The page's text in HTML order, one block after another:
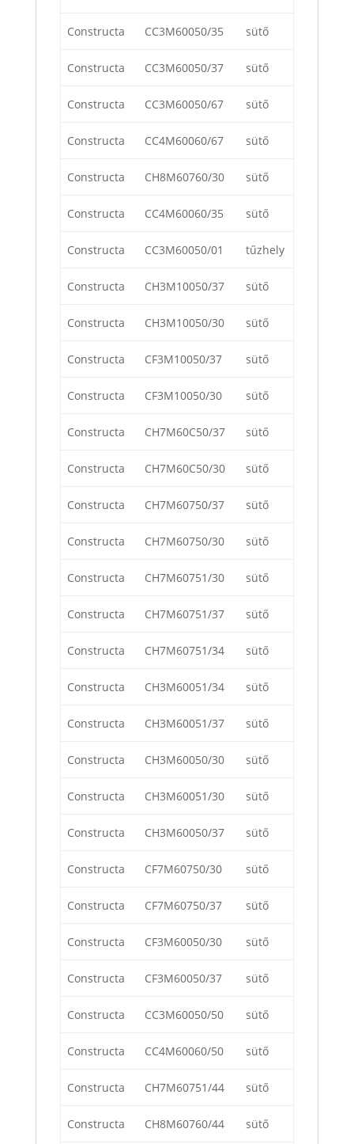
Constructa CC3M60050/35 sütő
Constructa CC3M60050/37 sütő
Constructa CC3M60050/67 sütő
Constructa CC4M60060/67 sütő
Constructa CH8M60760/30 sütő
Constructa CC4M60060/35 sütő
Constructa CC3M60050/01 tűzhely
Constructa CH3M10050/37 sütő
Constructa CH3M10050/30 sütő
Constructa CF3M10050/37 sütő
Constructa CF3M10050/30 sütő
Constructa CH7M60C50/37 sütő
Constructa CH7M60C50/30 sütő
Constructa CH7M60750/37 sütő
Constructa CH7M60750/30 sütő
Constructa CH7M60751/30 sütő
Constructa CH7M60751/37 sütő
Constructa CH7M60751/34 sütő
Constructa CH3M60051/34 sütő
Constructa CH3M60051/37 sütő
Constructa CH3M60050/30 sütő
Constructa CH3M60051/30 sütő
Constructa CH3M60050/37 sütő
Constructa CF7M60750/30 sütő
Constructa CF7M60750/37 sütő
Constructa CF3M60050/30 sütő
Constructa CF3M60050/37 sütő
Constructa CC3M60050/50 sütő
Constructa CC4M60060/50 sütő
Constructa CH7M60751/44 sütő
Constructa CH8M60760/44 sütő